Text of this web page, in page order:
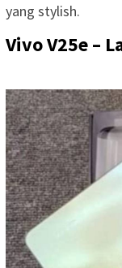
yang stylish.
Vivo V25e –